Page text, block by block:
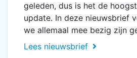
geleden, dus is het de
update. In deze nieuwsbrief
we allemaal mee bezig zijn
Lees nieuwsbrief